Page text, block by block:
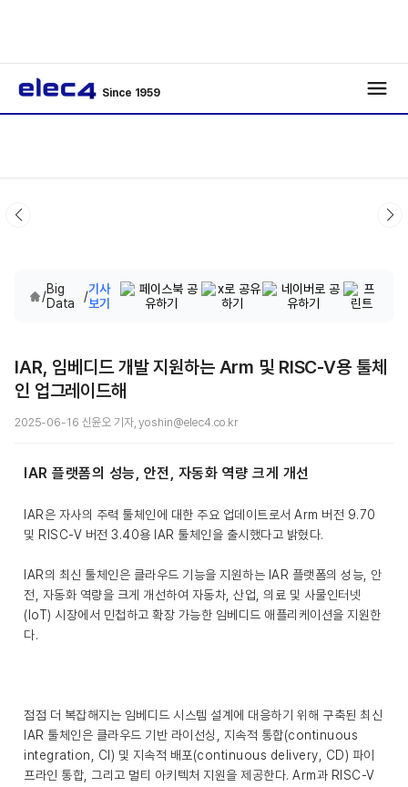
Since 1959
/Big
Data
/기사
보기
IAR, 임베디드 개발 지원하는 Arm 및 RISC-V용 툴체
인 업그레이드해
2025-06-16 신윤오 기자, yoshin@elec4.co.kr
IAR 플랫폼의 성능, 안전, 자동화 역량 크게 개선
IAR은 자사의 주력 툴체인에 대한 주요 업데이트로서 Arm 버전 9.70
및 RISC-V 버전 3.40용 IAR 툴체인을 출시했다고 밝혔다.
IAR의 최신 툴체인은 클라우드 기능을 지원하는 IAR 플랫폼의 성능, 안
전, 자동화 역량을 크게 개선하여 자동차, 산업, 의료 및 사물인터넷
(IoT) 시장에서 민첩하고 확장 가능한 임베디드 애플리케이션을 지원한
다.
점점 더 복잡해지는 임베디드 시스템 설계에 대응하기 위해 구축된 최신
IAR 툴체인은 클라우드 기반 라이선싱, 지속적 통합(continuous
integration, CI) 및 지속적 배포(continuous delivery, CD) 파이
프라인 통합, 그리고 멀티 아키텍처 지원을 제공한다. Arm과 RISC-V